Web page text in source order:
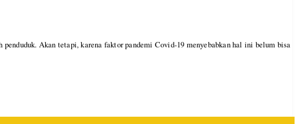
Akan tetapi, karena faktor pandemi Covid-19 menyebabkan hal ini belum bisa